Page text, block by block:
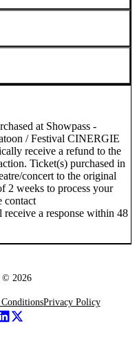
at Showpass -
/ Festival CINERGIE
receive a refund to the
Ticket(s) purchased in
concert to the original
2 weeks to process your
contact
a response within 48
© 2026
Privacy Policy